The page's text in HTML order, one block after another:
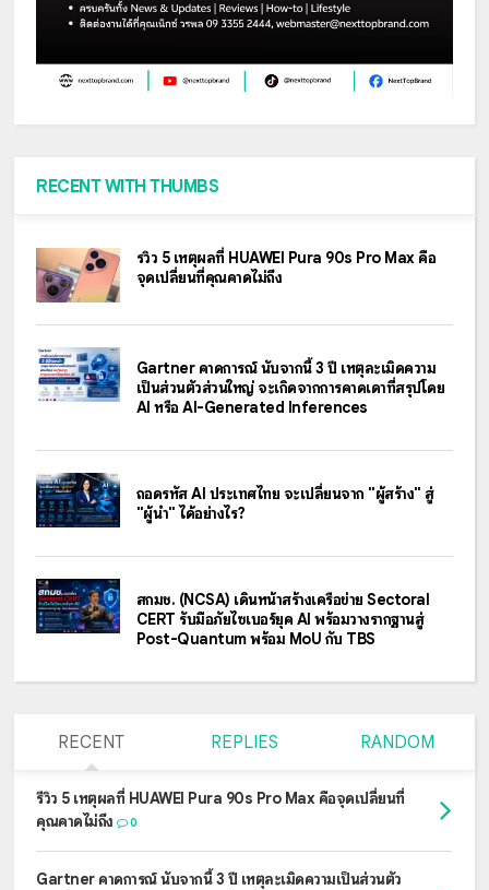
RECENT WITH THUMBS
รีวิว 5 เหตุผลที่ HUAWEI Pura 90s Pro Max คือ
จุดเปลี่ยนที่คุณคาดไม่ถึง
Gartner คาดการณ์ นับจากนี้ 3 ปี เหตุละเมิดความ
เป็นส่วนตัวส่วนใหญ่ จะเกิดจากการคาดเดาที่สรุปโดย
AI หรือ AI-Generated Inferences
ถอดรหัส AI ประเทศไทย จะเปลี่ยนจาก "ผู้สร้าง" สู่
"ผู้นำ" ได้อย่างไร?
สกมช. (NCSA) เดินหน้าสร้างเครือข่าย Sectoral
CERT รับมือภัยไซเบอร์ยุค AI พร้อมวางรากฐานสู่
Post-Quantum พร้อม MoU กับ TBS
RECENT REPLIES RANDOM
รีวิว 5 เหตุผลที่ HUAWEI Pura 90s Pro Max คือจุดเปลี่ยนที่
คุณคาดไม่ถึง
0
Gartner คาดการณ์ นับจากนี้ 3 ปี เหตุละเมิดความเป็นส่วนตัว